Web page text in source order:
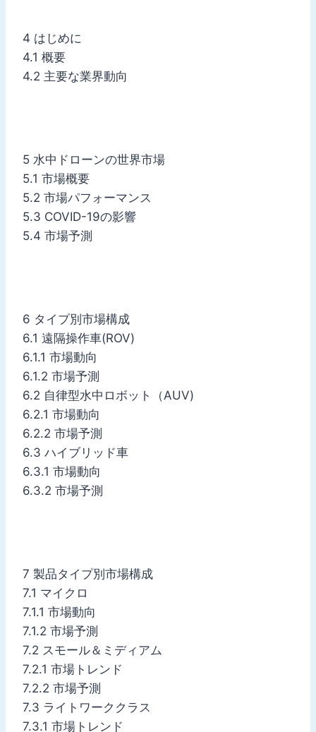
4 はじめに
4.1 概要
4.2 主要な業界動向
5 水中ドローンの世界市場
5.1 市場概要
5.2 市場パフォーマンス
5.3 COVID-19の影響
5.4 市場予測
6 タイプ別市場構成
6.1 遠隔操作車(ROV)
6.1.1 市場動向
6.1.2 市場予測
6.2 自律型水中ロボット（AUV)
6.2.1 市場動向
6.2.2 市場予測
6.3 ハイブリッド車
6.3.1 市場動向
6.3.2 市場予測
7 製品タイプ別市場構成
7.1 マイクロ
7.1.1 市場動向
7.1.2 市場予測
7.2 スモール＆ミディアム
7.2.1 市場トレンド
7.2.2 市場予測
7.3 ライトワーククラス
7.3.1 市場トレンド